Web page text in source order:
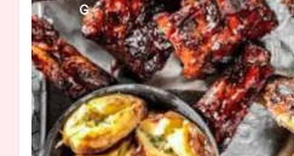
G